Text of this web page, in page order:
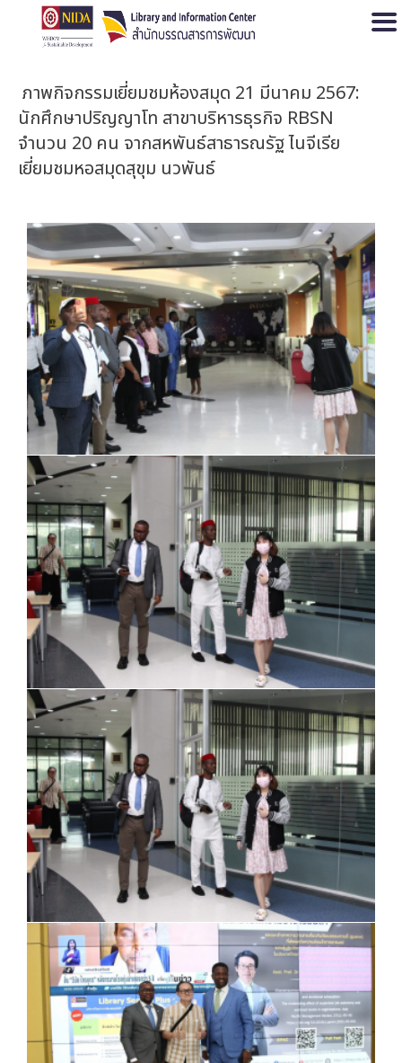
ภาพกิจกรรมเยี่ยมชมห้องสมุด 21 มีนาคม 2567:
นักศึกษาปริญญาโท สาขาบริหารธุรกิจ RBSN
จำนวน 20 คน จากสหพันธ์สาธารณรัฐ ไนจีเรีย
เยี่ยมชมหอสมุดสุขุม นวพันธ์